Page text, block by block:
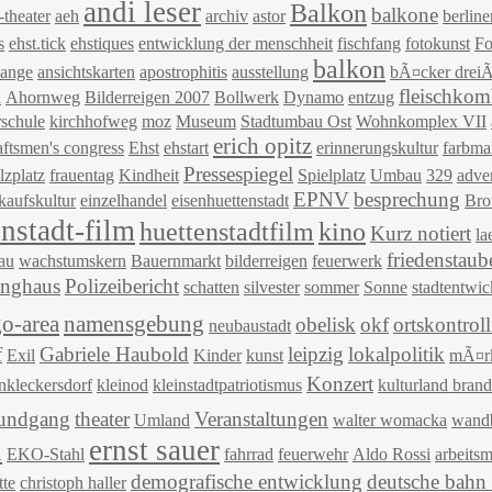
aeh andi leser archiv astor Balkon balkone
ehst.tick ehstiques entwicklung der menschheit fischfang fotokunst
ansichtskarten apostrophitis ausstellung balkon bÃ¤cker
Ahornweg Bilderreigen 2007 Bollwerk Dynamo entzug
kirchhofweg moz Museum Stadtumbau Ost Wohnkomplex VII
congress Ehst ehstart erich opitz erinnerungskultur
frauentag Kindheit Pressespiegel Spielplatz Umbau 329
einzelhandel eisenhuettenstadt EPNVbesprechung
film huettenstadtfilm kino Kurz notiert
wachstumskern Bauernmarkt bilderreigen feuerwerk
Polizeibericht schatten silvester sommer Sonne
area namensgebung neubaustadt obelisk okf
Exil Gabriele Haubold Kinder kunst leipzig lokalpolitik
kleinod kleinstadtpatriotismus Konzert kulturland
theater Umland Veranstaltungen walter womacka
EKO-Stahl ernst sauer fahrrad feuerwehr Aldo Rossi
christoph haller demografische entwicklung deutsche bahn